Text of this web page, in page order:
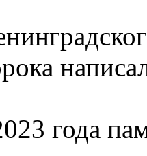
года